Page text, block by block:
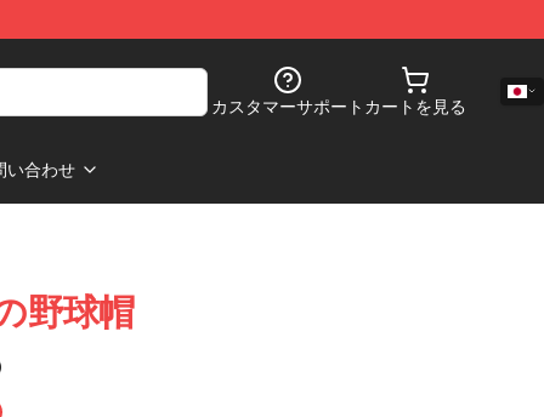
カスタマーサポート カートを見る
い合わせ
野球帽